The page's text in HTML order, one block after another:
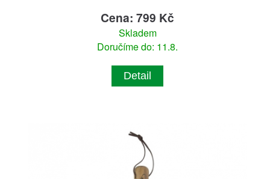
Cena: 799 Kč
Skladem
Doručíme do: 11.8.
Detail